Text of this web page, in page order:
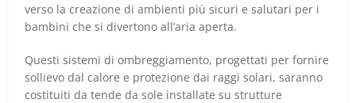
verso la creazione di ambienti più sicuri e salutari per i
bambini che si divertono all’aria aperta.
Questi sistemi di ombreggiamento, progettati per fornire
sollievo dal calore e protezione dai raggi solari, saranno
costituiti da tende da sole installate su strutture